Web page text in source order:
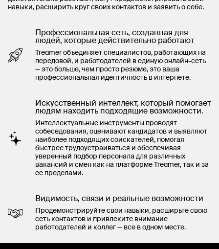
навыки, расширить круг своих контактов и заявить о себе.
Профессиональная сеть, созданная для
людей, которые действительно работают
Treamer объединяет специалистов, работающих на
передовой, и работодателей в единую онлайн-сеть
— это больше, чем просто резюме, это ваша
профессиональная идентичность в интернете.
Искусственный интеллект, который помогает
людям находить подходящие возможности.
Интеллектуальные инструменты проводят
собеседования, оценивают кандидатов и выявляют
наиболее подходящих соискателей, помогая
быстрее трудоустраиваться и обеспечивая
уверенный подбор персонала для различных
вакансий и смен как на платформе Treamer, так и за
ее пределами.
Видимость, связи и реальные возможности
Продемонстрируйте свои навыки, расширьте свою
сеть контактов и привлеките внимание
работодателей и коллег — все в одном месте.